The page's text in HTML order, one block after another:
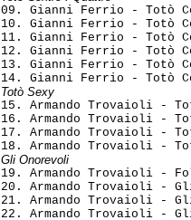
09. Gianni Ferrio - Totò
10. Gianni Ferrio - Totò
11. Gianni Ferrio - Totò
12. Gianni Ferrio - Totò
13. Gianni Ferrio - Totò
Totò Sexy
15. Armando Trovaioli
16. Armando Trovaioli
17. Armando Trovaioli
Gli Onorevoli
19. Armando Trovaioli -
20. Armando Trovaioli -
21. Armando Trovaioli -